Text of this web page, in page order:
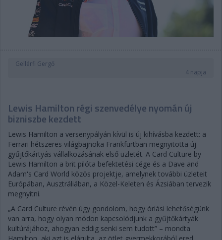
Gellérfi Gergő
4 napja
Lewis Hamilton régi szenvedélye nyomán új
bizniszbe kezdett
Lewis Hamilton a versenypályán kívül is új kihívásba kezdett: a
Ferrari hétszeres világbajnoka Frankfurtban megnyitotta új
gyűjtőkártyás vállalkozásának első üzletét. A Card Culture by
Lewis Hamilton a brit pilóta befektetési cége és a Dave and
Adam's Card World közös projektje, amelynek további üzleteit
Európában, Ausztráliában, a Közel-Keleten és Ázsiában tervezik
megnyitni.
„A Card Culture révén úgy gondolom, hogy óriási lehetőségünk
van arra, hogy olyan módon kapcsolódjunk a gyűjtőkártyák
kultúrájához, ahogyan eddig senki sem tudott” – mondta